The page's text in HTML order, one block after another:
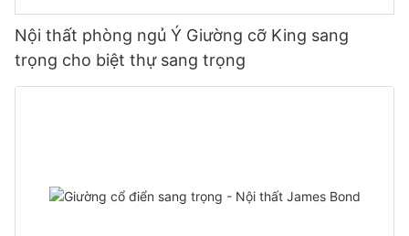
Nội thất phòng ngủ Ý Giường cỡ King sang
trọng cho biệt thự sang trọng